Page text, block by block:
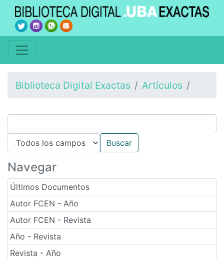
Biblioteca Digital Exactas Artículos
Navegar
Últimos Documentos
Autor FCEN - Año
Autor FCEN - Revista
Año - Revista
Revista - Año